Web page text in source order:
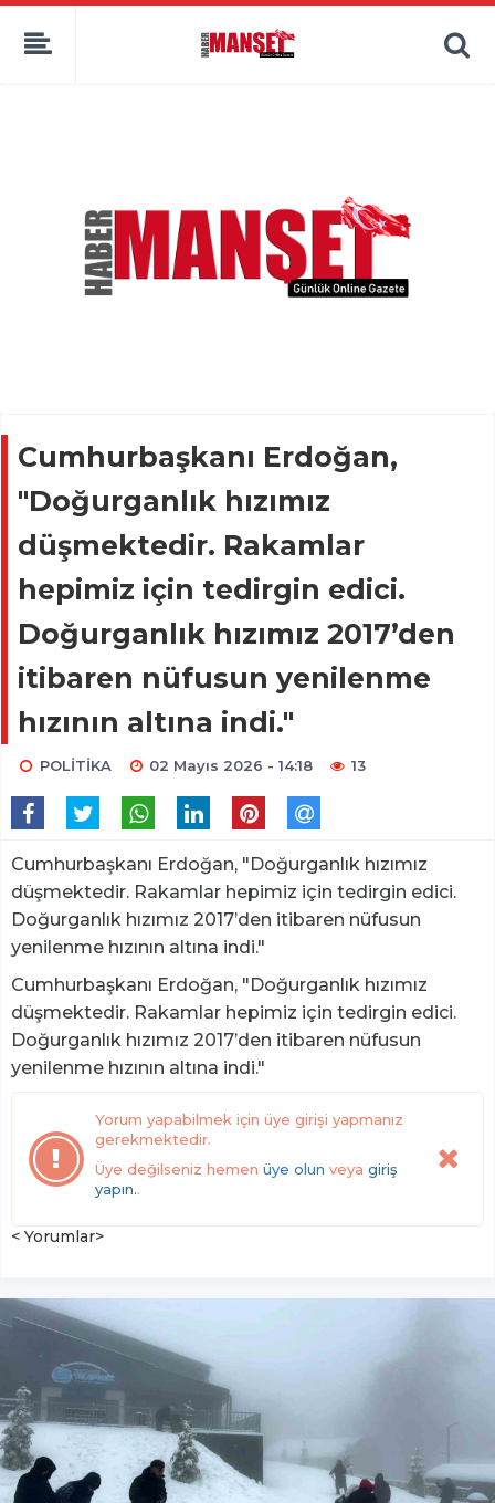
Cumhurbaşkanı Erdoğan,
"Doğurganlık hızımız
düşmektedir. Rakamlar
hepimiz için tedirgin edici.
Doğurganlık hızımız 2017’den
itibaren nüfusun yenilenme
hızının altına indi."
POLİTİKA 02 Mayıs 2026 - 14:18 13
Cumhurbaşkanı Erdoğan, "Doğurganlık hızımız
düşmektedir. Rakamlar hepimiz için tedirgin edici.
Doğurganlık hızımız 2017’den itibaren nüfusun
yenilenme hızının altına indi."
Cumhurbaşkanı Erdoğan, "Doğurganlık hızımız
düşmektedir. Rakamlar hepimiz için tedirgin edici.
Doğurganlık hızımız 2017’den itibaren nüfusun
yenilenme hızının altına indi."
Yorum yapabilmek için üye girişi yapmanız
gerekmektedir.
Üye değilseniz hemen üye olun veya giriş
yapın..
< Yorumlar>